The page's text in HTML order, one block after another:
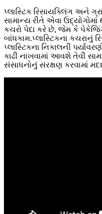
પ્લાસ્ટિક રિસાયક્લિંગ અને
સામાન્ય રીતે એવા ઉદ્યોગોમાં
કચરો પેદા કરે છે, જેમ કે
બાંધકામ.પ્લાસ્ટિકના કચરાનું
પ્લાસ્ટિકના નિકાલની
કાઢી નાખવામાં આવશે તેવી
સંસાધનોનું સંરક્ષણ કરવામાં